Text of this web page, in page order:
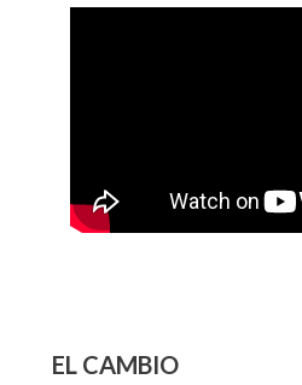
EL CAMBIO